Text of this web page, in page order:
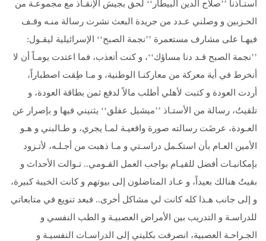
أستـاذنا ’’صلاح الدين البيطار‘‘ لحق بجيش الإنقـاذ مع مجموعـة من
الحـزبين و وصلني عـدد من جريدة البعث نشرت رسالة منـه وقـف
فيهـا على مشارف مستعمرة ’’نجمة الصبح‘‘ الإسرائيلية ليقـول:
’’نجمة الصبح قـد دنا مساؤك‘‘، و كنت أتعذب، فما اعتدت يومـاً أن لا
أنخرط في أية معركة من معاركنـا الوطنية، و مـا طِقت اصطباراً،
أردت العودة و كتبت لأهلي أطلب مالاً لدفع ثمن بطاقة العودة، و
تلقیتُ، رسالة من الأستـاذ ’’ميشيل عفلق‘‘ يثنيني فيها و بإصرار عن
العـودة، عرضَت رسالته صورة واقعيـة لمـا يجري، و طـالبني و هـو
الأمين العـام بأن استكـمل دراسـتي و مـا ذهبت من أجـلـه، لأتـزود
بإمكانيـات أفضل للقيـام بواجب العمل القـومي.. تـوالت الأحداث و
بقيتُ هنالك بعيداً، و عـاد المناضلون إلى بيوتهم و كانت الخيبة كبيرة،
و إلى جانب هـذا كله كانت لي مشاكل أخرى.. فبعد تنويع في متابعاتي
للدراسـة و التدريب بين الأمراض العصبيـة و الطب النفسي و
الجـراحـة العصبية، انصرفت بكليتي إلى الدراسـات النفسيـة و